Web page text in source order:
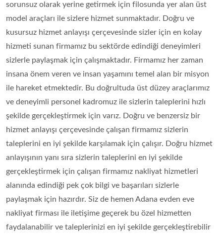
sorunsuz olarak yerine getirmek için filosunda yer alan üst
model araçları ile sizlere hizmet sunmaktadır. Doğru ve
kusursuz hizmet anlayışı çerçevesinde sizler için en kolay
hizmeti sunan firmamız bu sektörde edindiği deneyimleri
sizlerle paylaşmak için çalışmaktadır. Firmamız her zaman
insana önem veren ve insan yaşamını temel alan bir misyon
ile hareket etmektedir. Bu doğrultuda üst düzey araçlarımız
ve deneyimli personel kadromuz ile sizlerin taleplerini hızlı
şekilde gerçekleştirmek için varız. Doğru ve benzersiz bir
hizmet anlayışı çerçevesinde çalışan firmamız sizlerin
taleplerini en iyi şekilde karşılamak için çalışır. Doğru hizmet
anlayışının yanı sıra sizlerin taleplerini en iyi şekilde
gerçekleştirmek için çalışan firmamız nakliyat hizmetleri
alanında edindiği pek çok bilgi ve başarıları sizlerle
paylaşmak için hazırdır. Siz de hemen Adana evden eve
nakliyat firması ile iletişime geçerek bu özel hizmetten
faydalanabilir ve taleplerinizi en iyi şekilde gerçekleştirebilir